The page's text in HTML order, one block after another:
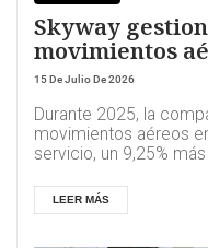
Skyway
movimientos
15 De Julio De 2026
Durante 2025, la
movimientos aéreos
servicio, un 9,25%
LEER MÁS